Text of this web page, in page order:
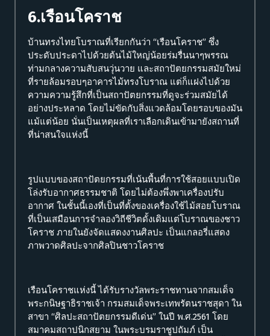
6.เรือนโคราช
บ้านทรงไทยโบราณที่เรียกกันว่า “เรือนโคราช” ซึ่ง
ประดับประดาไปด้วยต้นไม้ใหญ่น้อยร่มรื่นนาๆพรรณ
ท่ามกลางความสับสนวุ่นวาย และสถาปัตยกรรมสมัยใหม่
ที่รายล้อมรอบๆอาคารไม้ทรงโบราณ แต่ก็แฝงไปด้วย
ความความรู้สึกที่เป็นสถาปัตยกรรมที่ดูจะร่วมสมัยได้
อย่างประหลาด โดยไม่ขัดกับสิ่งแวดล้อมโดยรอบของมัน
แม้แต่น้อย นั่นเป็นเหตุผลที่เราเลือกเดินเข้ามายังสถานที่
ที่น่าสนใจแห่งนี้
รูปแบบของสถาปัตยกรรมที่เน้นพื้นที่การใช้สอยแบบเปิด
โล่งรับอากาศธรรมชาติ โดยไม่ต้องพึ่งพาเครื่องปรับ
อากาศ ในชั้นนี้เองที่เป็นที่ตั้งของเครื่องใช้ไม้สอยโบราณ
ที่เป็นเสมือนการจำลองวิถีชีวิตดั้งเดิมแต่โบราณของชาว
โคราช ภายในยังจัดแสดงงานศิลปะ เป็นแกลอรี่แสดง
ภาพวาดศิลปะจากศิลปินชาวโคราช
เรือนโคราชแห่งนี้ ได้รับรางวัลพระราชทานจากสมเด็จ
พระกนิษฐาธิราชเจ้า กรมสมเด็จพระเทพรัตนราชสุดา ใน
สาขา “ศิลปะสถาปัตยกรรมดีเด่น” ในปี พ.ศ.2561 โดย
สมาคมสถาปนิกสยาม ในพระบรมราชูปถัมภ์ เป็น